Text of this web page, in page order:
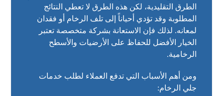
الطرق التقليدية، لكن هذه الطرق لا تعطي النتائج
المطلوبة وقد تؤدي أحياناً إلى تلف الرخام أو فقدان
لمعانه. لذلك فإن الاستعانة بشركة متخصصة تعتبر
الخيار الأفضل للحفاظ على الأرضيات والأسطح
الرخامية.
ومن أهم الأسباب التي تدفع العملاء لطلب خدمات
جلي الرخام: